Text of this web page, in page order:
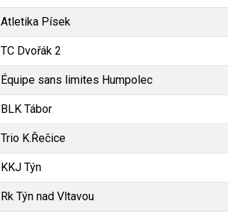
Atletika Písek
TC Dvořák 2
Équipe sans limites Humpolec
BLK Tábor
Trio K.Řečice
KKJ Týn
Rk Týn nad Vltavou